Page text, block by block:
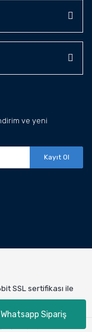
Whatsapp Sipariş
ve yeni
Kayıt Ol
SSL sertifikası ile